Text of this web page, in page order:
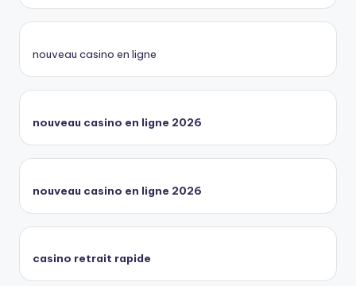
nouveau casino en ligne
nouveau casino en ligne 2026
nouveau casino en ligne 2026
casino retrait rapide